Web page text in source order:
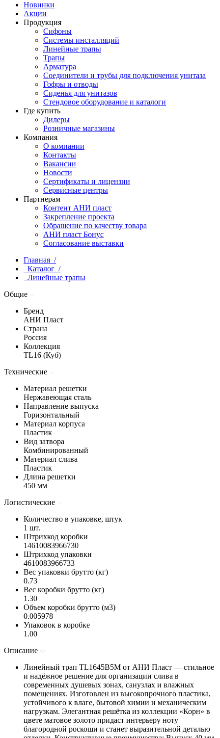
Новинки
Акции
Продукция
Сифоны
Системы инсталляций
Линейные трапы
Трапы
Арматура
Соединители и трубы для подключения унитаза
Гофры и отводы
Сиденья для унитазов
Стендовое оборудование и каталоги
Где купить
Дилеры
Розничные магазины
Компания
О компании
Контакты
Вакансии
Новости
Сертификаты и лицензии
Сервисные центры
Партнерам
Контент АНИ пласт
Закрепление проекта
Обращение по качеству товара
АНИ пласт Бонус
Согласование выставки
Главная /
Каталог /
Линейные трапы
Общие
Бренд
АНИ Пласт
Страна
Россия
Коллекция
TL16 (Куб)
Технические
Материал решетки
Нержавеющая сталь
Направление выпуска
Горизонтальный
Материал корпуса
Пластик
Вид затвора
Комбинированный
Материал слива
Пластик
Длина решетки
450 мм
Логистические
Количество в упаковке, штук
1 шт.
Штрихкод коробки
14610083966730
Штрихкод упаковки
4610083966733
Вес упаковки брутто (кг)
0.73
Вес коробки брутто (кг)
1.30
Объем коробки брутто (м3)
0.005978
Упаковок в коробке
1.00
Описание
Линейный трап TL1645B5M от АНИ Пласт — стильное
и надёжное решение для организации слива в
современных душевых зонах, санузлах и влажных
помещениях. Изготовлен из высокопрочного пластика,
устойчивого к влаге, бытовой химии и механическим
нагрузкам. Элегантная решётка из коллекции «Корн» в
цвете матовое золото придаст интерьеру ноту
благородной роскоши и станет выразительной деталью